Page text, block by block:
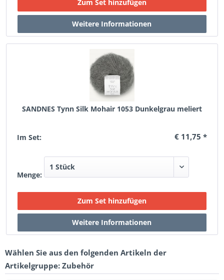
SANDNES Tynn Silk Mohair 1053 Dunkelgrau meliert
Im Set: € 11,75 *
Menge:
Wählen Sie aus den folgenden Artikeln der
Artikelgruppe: Zubehör